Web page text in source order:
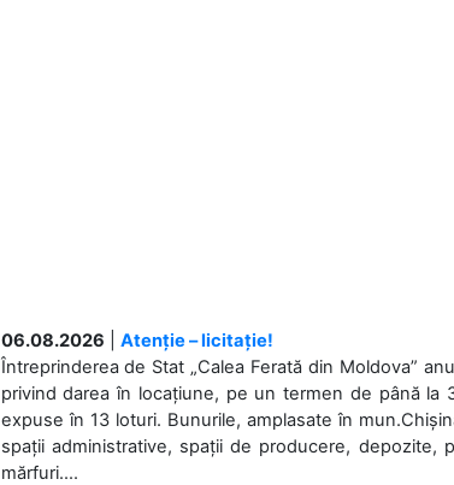
06.08.2026
Atenție – licitație!
Întreprinderea de Stat „Calea Ferată din Moldova”
privind darea în locațiune, pe un termen de până la
expuse în 13 loturi. Bunurile, amplasate în
spații administrative, spații de producere, depozite,
mărfuri....